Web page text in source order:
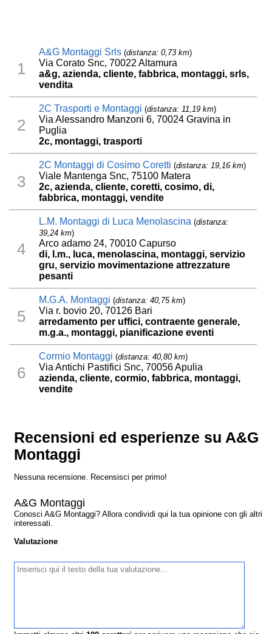
1
A&G Montaggi Srls (distanza: 0,73 km)
Via Corato Snc, 70022 Altamura
a&g, azienda, cliente, fabbrica, montaggi, srls,
vendita
2
2C Trasporti e Montaggi (distanza: 11,19 km)
Via Alessandro Manzoni 6, 70024 Gravina in
Puglia
2c, montaggi, trasporti
3
2C Montaggi di Cosimo Coretti (distanza: 19,16 km)
Viale Mantenga Snc, 75100 Matera
2c, azienda, cliente, coretti, cosimo, di,
fabbrica, montaggi, vendite
4
L.M. Montaggi di Luca Menolascina (distanza:
39,24 km)
Arco adamo 24, 70010 Capurso
di, l.m., luca, menolascina, montaggi, servizio
gru, servizio movimentazione attrezzature
pesanti
5
M.G.A. Montaggi (distanza: 40,75 km)
Via r. bovio 20, 70126 Bari
arredamento per uffici, contraente generale,
m.g.a., montaggi, pianificazione eventi
6
Cormio Montaggi (distanza: 40,80 km)
Via Antichi Pastifici Snc, 70056 Apulia
azienda, cliente, cormio, fabbrica, montaggi,
vendite
Recensioni ed esperienze su A&G
Montaggi
Nessuna recensione. Recensisci per primo!
A&G Montaggi
Conosci A&G Montaggi? Allora condividi qui la tua opinione con gli altri
interessati.
Valutazione